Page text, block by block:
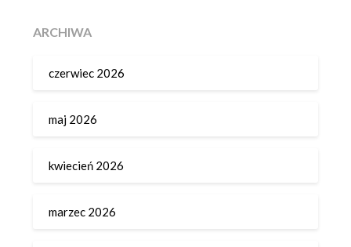
ARCHIWA
czerwiec 2026
maj 2026
kwiecień 2026
marzec 2026